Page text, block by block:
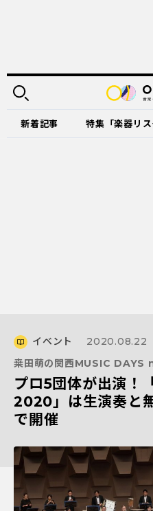
新着記事 特集「楽器リス
イベント
2020.08.22
桒田萌の関西MUSIC DAYS
プロ5団体が出演！
2020」は生演奏と
で開催